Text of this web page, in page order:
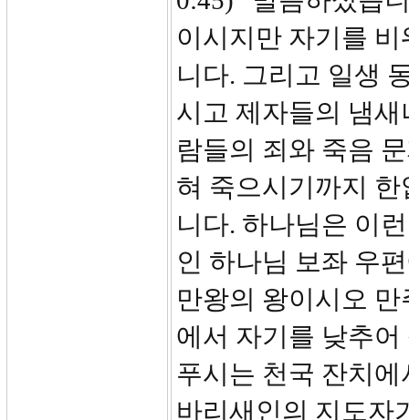
이시지만 자기를
니다. 그리고 일생
시고 제자들의 냄
람들의 죄와 죽음
혀 죽으시기까지
니다. 하나님은 이
인 하나님 보좌 우
만왕의 왕이시오
에서 자기를 낮추
푸시는 천국 잔치
바리새인의 지도자